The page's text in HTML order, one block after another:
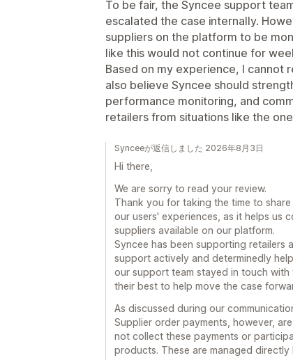
To be fair, the Syncee support
escalated the case internally.
suppliers on the platform to be
like this would not continue for
Based on my experience, I cannot
also believe Syncee should
performance monitoring, and
retailers from situations like the
Synceeが返信しました 2026年8月3日
Hi there,
We are sorry to read your review.
Thank you for taking the time to
our users' experiences, as it helps us
suppliers available on our platform.
Syncee has been supporting retailers
support actively and determinedly
our support team stayed in touch
their best to help move the case
As discussed during our
Supplier order payments, however,
not collect these payments or
products. These are managed